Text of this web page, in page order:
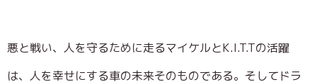
悪と戦い、人を守るために走るマイケルとK.I.T.Tの活躍
は、人を幸せにする車の未来そのものである。そしてドラ